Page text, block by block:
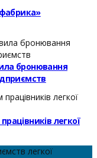
бронювання
легкої
легкої